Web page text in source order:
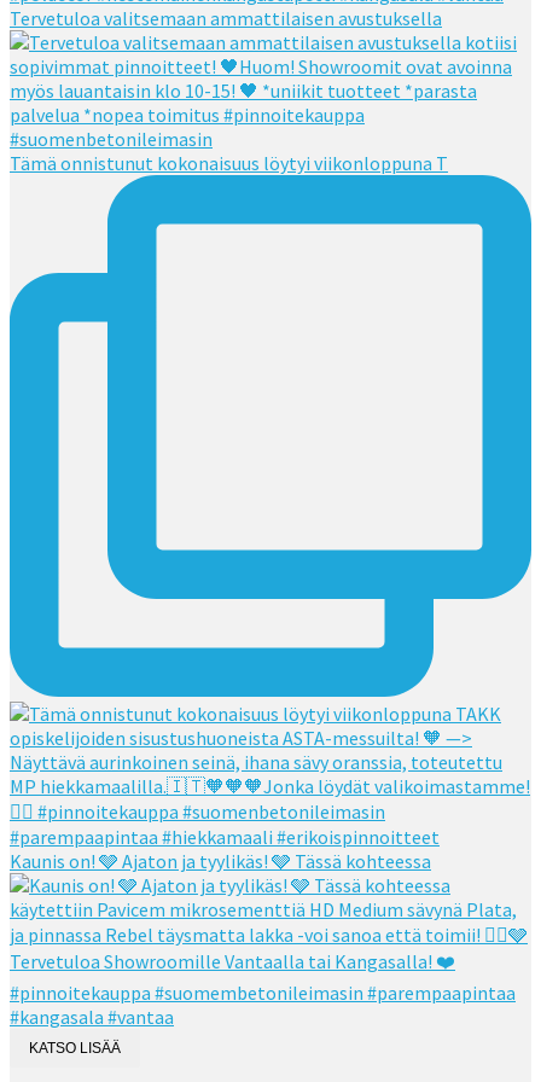
Tervetuloa valitsemaan ammattilaisen avustuksella
Tämä onnistunut kokonaisuus löytyi viikonloppuna T
Kaunis on! 🩶 Ajaton ja tyylikäs! 🩶 Tässä kohteessa
KATSO LISÄÄ